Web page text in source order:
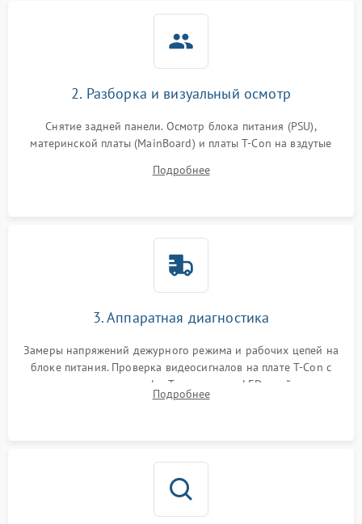
2. Разборка и визуальный осмотр
Снятие задней панели. Осмотр блока питания (PSU),
материнской платы (MainBoard) и платы T-Con на вздутые
Проверка надежности фиксации и целостности шлейфов.
Подробнее
3. Аппаратная диагностика
Замеры напряжений дежурного режима и рабочих цепей на
блоке питания. Проверка видеосигналов на плате T-Con с
помощью осциллографа. Тестирование LED-драйвера и
светодиодных планок подсветки мультиметром.
Подробнее